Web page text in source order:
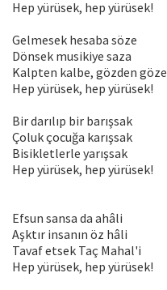
Hep yürüsek, hep yürüsek!
Gelmesek hesaba söze
Dönsek musikiye saza
Kalpten kalbe, gözden göze
Hep yürüsek, hep yürüsek!
Bir darılıp bir barışsak
Çoluk çocuğa karışsak
Bisikletlerle yarışsak
Hep yürüsek, hep yürüsek!
Efsun sansa da ahâli
Aşktır insanın öz hâli
Tavaf etsek Taç Mahal'i
Hep yürüsek, hep yürüsek!